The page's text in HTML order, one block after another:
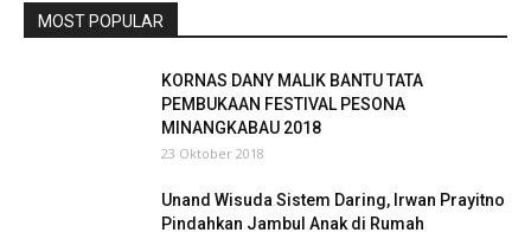
MOST POPULAR
KORNAS DANY MALIK BANTU TATA
PEMBUKAAN FESTIVAL PESONA
MINANGKABAU 2018
23 Oktober 2018
Unand Wisuda Sistem Daring, Irwan Prayitno
Pindahkan Jambul Anak di Rumah